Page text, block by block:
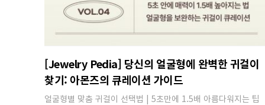
[Jewelry Pedia] 당신의 얼굴형에 완벽한 귀걸이
찾기: 아몬즈의 큐레이션 가이드
얼굴형별 맞춤 귀걸이 선택법 | 5초만에 1.5배 아름다워지는 팁​